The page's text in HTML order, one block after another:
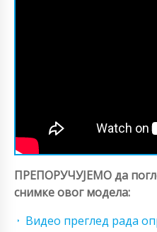
ПРЕПОРУЧУЈЕМО да
снимке овог модела:
Видео преглед рада